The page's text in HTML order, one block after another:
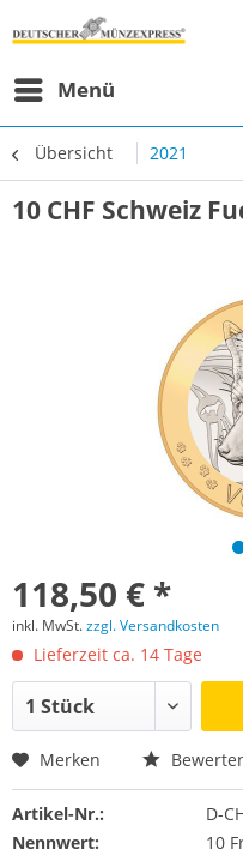
Menü
Übersicht 2021
10 CHF Schweiz
118,50 € *
inkl. MwSt.zzgl. Versandkosten
Lieferzeit ca. 14 Tage
Merken
Artikel-Nr.:
D-
Nennwert:
10